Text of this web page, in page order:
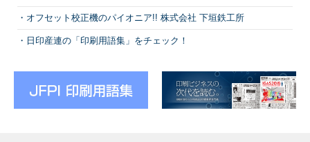
オフセット校正機のパイオニア!! 株式会社 下垣鉄工所
日印産連の「印刷用語集」をチェック！